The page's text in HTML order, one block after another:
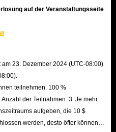
auf der Veranstaltungsseite
23. Dezember 2024 (UTC-08:00)
teilnehmen. 100 %
der Teilnahmen. 3. Je mehr
aufgeben, die 10 $
werden, desto öfter können